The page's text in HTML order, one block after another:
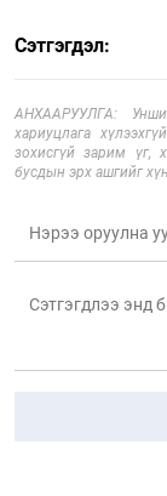
Сэтгэгдэл:
АНХААРУУЛГА:
хариуцлага
зохисгүй зарим үг,
бусдын эрх ашгийг